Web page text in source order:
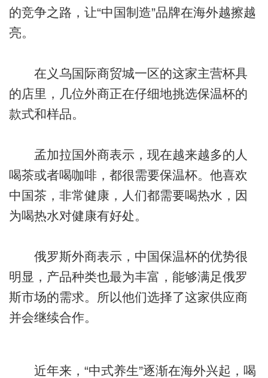
的竞争之路，让“中国制造”品牌在海外越擦越
亮。
在义乌国际商贸城一区的这家主营杯具
的店里，几位外商正在仔细地挑选保温杯的
款式和样品。
孟加拉国外商表示，现在越来越多的人
喝茶或者喝咖啡，都很需要保温杯。他喜欢
中国茶，非常健康，人们都需要喝热水，因
为喝热水对健康有好处。
俄罗斯外商表示，中国保温杯的优势很
明显，产品种类也最为丰富，能够满足俄罗
斯市场的需求。所以他们选择了这家供应商
并会继续合作。
近年来，“中式养生”逐渐在海外兴起，喝